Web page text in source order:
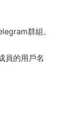
群組。
員的用戶名